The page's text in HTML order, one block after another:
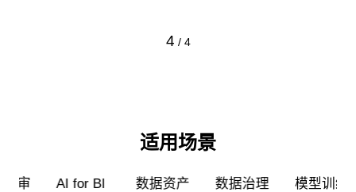
4 / 4
适用场景
AI for BI
数据资产
数据治理 模型训练